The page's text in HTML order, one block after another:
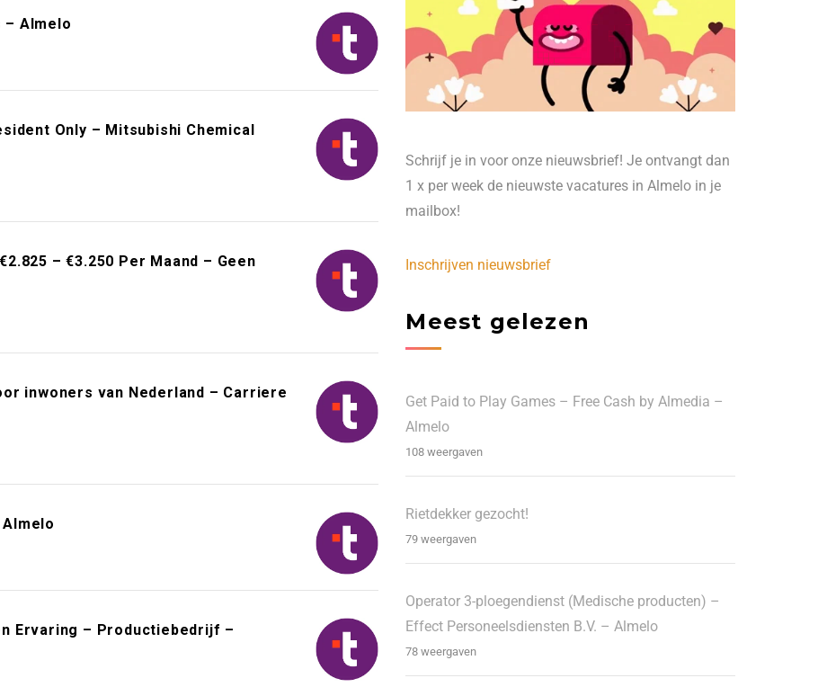
– Almelo
Only – Mitsubishi Chemical
– €3.250 Per Maand – Geen
inwoners van Nederland – Carriere
Ervaring – Productiebedrijf –
Schrijf je in voor onze nieuwsbrief! Je ontvangt dan
1 x per week de nieuwste vacatures in Almelo in je
mailbox!
Inschrijven nieuwsbrief
Meest gelezen
Get Paid to Play Games – Free Cash by Almedia –
Almelo
108 weergaven
Rietdekker gezocht!
79 weergaven
Operator 3-ploegendienst (Medische producten) –
Effect Personeelsdiensten B.V. – Almelo
78 weergaven